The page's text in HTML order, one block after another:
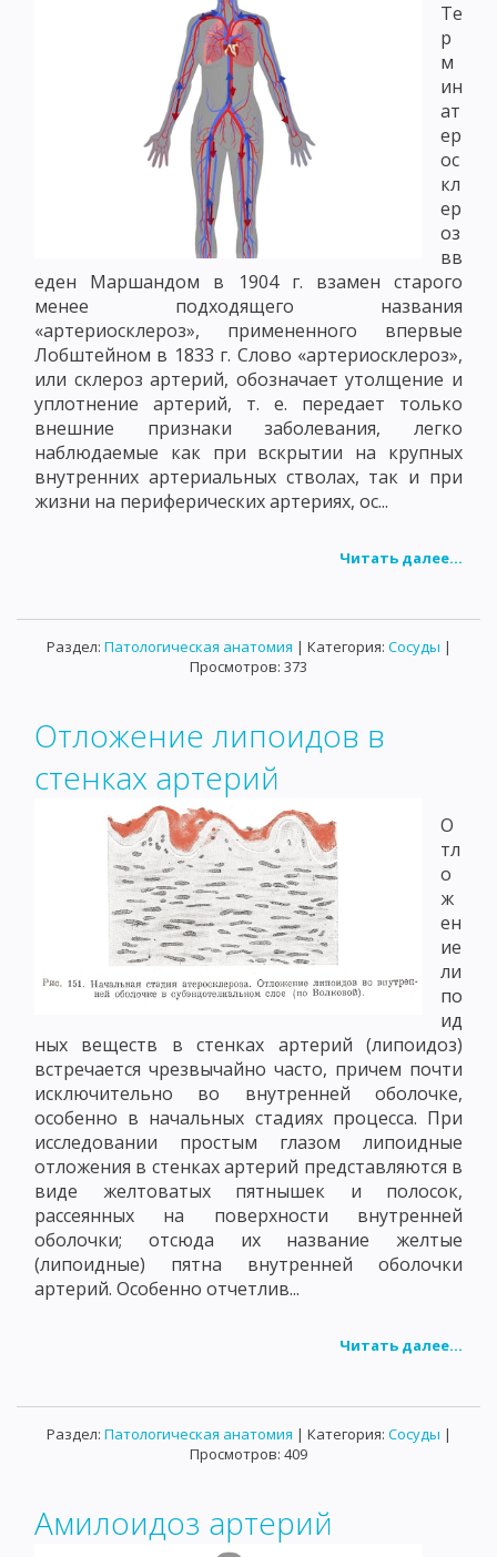
Те
р
м
ин
ат
ер
ос
кл
ер
оз
вв
еден Маршандом в 1904 г. взамен старого
менее подходящего названия
«артериосклероз», примененного впервые
Лобштейном в 1833 г. Слово «артериосклероз»,
или склероз артерий, обозначает утолщение и
уплотнение артерий, т. е. передает только
внешние признаки заболевания, легко
наблюдаемые как при вскрытии на крупных
внутренних артериальных стволах, так и при
жизни на периферических артериях, ос...
Читать далее...
Раздел: Патологическая анатомия | Категория: Сосуды |
Просмотров: 373
Отложение липоидов в
стенках артерий
О
тл
о
ж
ен
ие
ли
по
ид
ных веществ в стенках артерий (липоидоз)
встречается чрезвычайно часто, причем почти
исключительно во внутренней оболочке,
особенно в начальных стадиях процесса. При
исследовании простым глазом липоидные
отложения в стенках артерий представляются в
виде желтоватых пятнышек и полосок,
рассеянных на поверхности внутренней
оболочки; отсюда их название желтые
(липоидные) пятна внутренней оболочки
артерий. Особенно отчетлив...
Читать далее...
Раздел: Патологическая анатомия | Категория: Сосуды |
Просмотров: 409
Амилоидоз артерий